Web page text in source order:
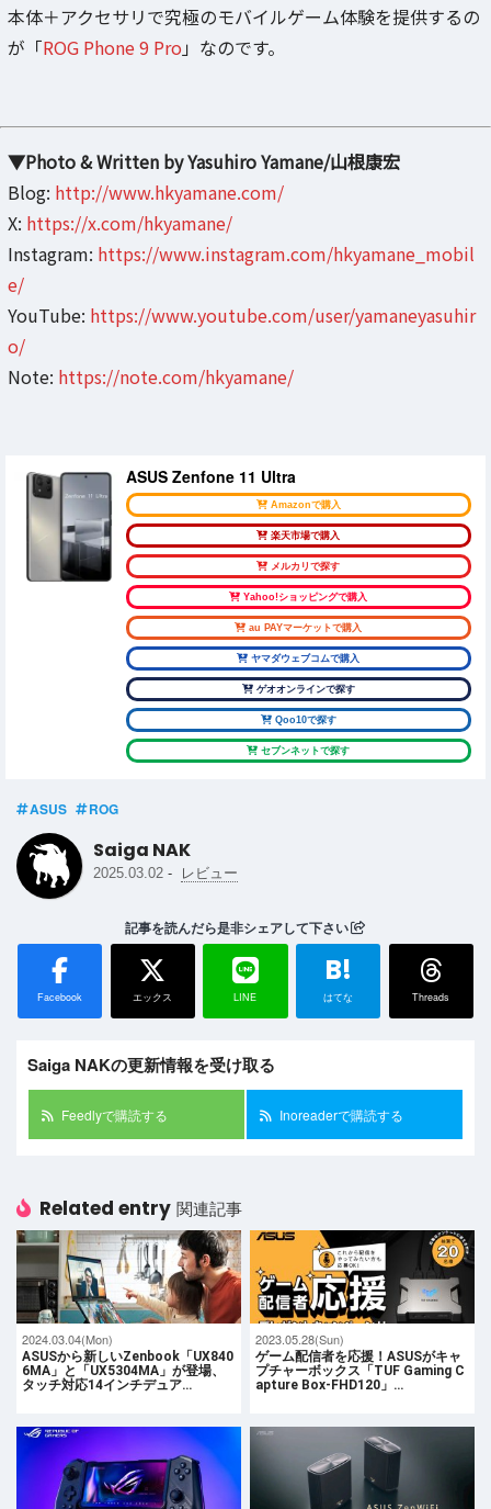
本体＋アクセサリで究極のモバイルゲーム体験を提供するの
が「ROG Phone 9 Pro 」なのです。
▼Photo & Written by Yasuhiro Yamane/山根康宏
Blog: http://www.hkyamane.com/
X: https://x.com/hkyamane/
Instagram: https://www.instagram.com/hkyamane_mobil
e/
YouTube: https://www.youtube.com/user/yamaneyasuhir
o/
Note: https://note.com/hkyamane/
ASUS Zenfone 11 Ultra
Amazonで購入
楽天市場で購入
メルカリで探す
Yahoo!ショッピングで購入
au PAYマーケットで購入
ヤマダウェブコムで購入
ゲオオンラインで探す
Qoo10で探す
セブンネットで探す
ASUS ROG
Saiga NAK
2025.03.02 - レビュー
記事を読んだら是非シェアして下さい
Facebook エックス LINE
B!
はてな Threads
Saiga NAKの更新情報を受け取る
Feedlyで購読する Inoreaderで購読する
Related entry 関連記事
2024.03.04(Mon)
ASUSから新しいZenbook「UX840
6MA」と「UX5304MA」が登場、
タッチ対応14インチデュア…
2023.05.28(Sun)
ゲーム配信者を応援！ASUSがキャ
プチャーボックス「TUF Gaming C
apture Box-FHD120」…